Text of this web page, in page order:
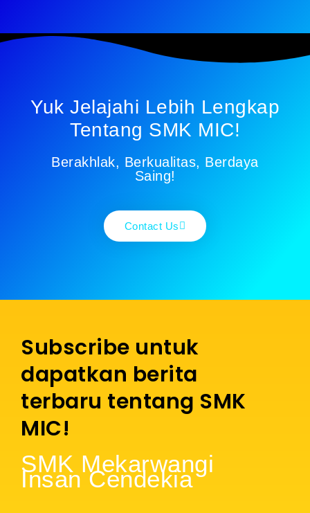
Yuk Jelajahi Lebih Lengkap
Tentang SMK MIC!
Berakhlak, Berkualitas, Berdaya
Saing!
Contact Us
Subscribe untuk
dapatkan berita
terbaru tentang SMK
MIC!
SMK Mekarwangi
Insan Cendekia